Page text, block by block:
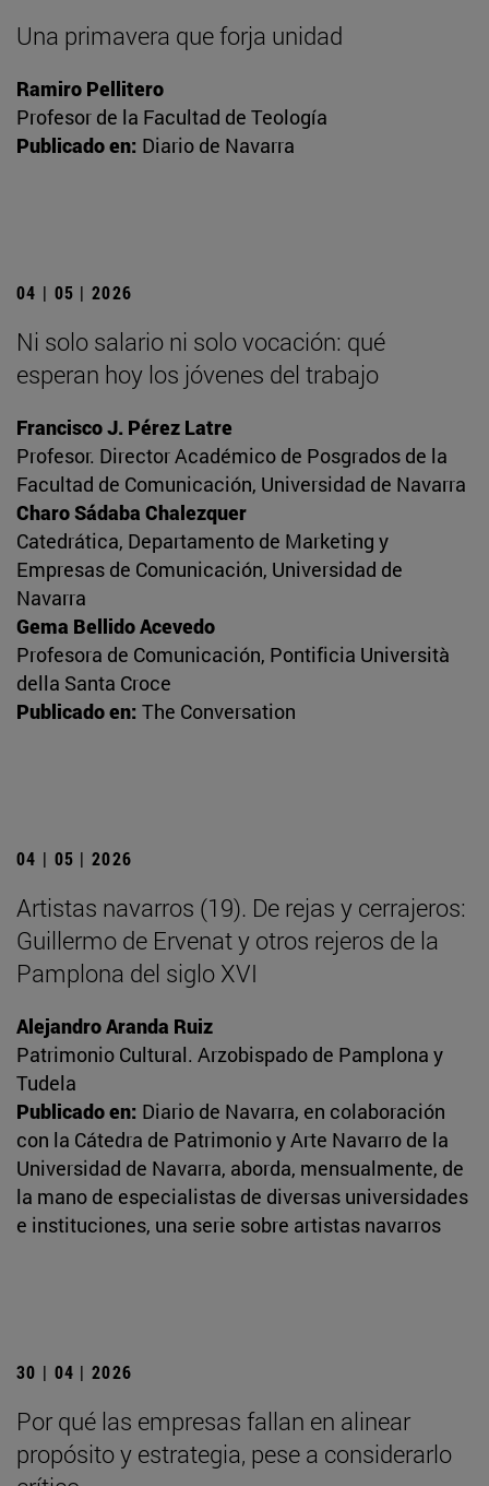
Una primavera que forja unidad
Ramiro Pellitero
Profesor de la Facultad de Teología
Publicado en: Diario de Navarra
04 | 05 | 2026
Ni solo salario ni solo vocación: qué
esperan hoy los jóvenes del trabajo
Francisco J. Pérez Latre
Profesor. Director Académico de Posgrados de la
Facultad de Comunicación, Universidad de Navarra
Charo Sádaba Chalezquer
Catedrática, Departamento de Marketing y
Empresas de Comunicación, Universidad de
Navarra
Gema Bellido Acevedo
Profesora de Comunicación, Pontificia Università
della Santa Croce
Publicado en: The Conversation
04 | 05 | 2026
Artistas navarros (19). De rejas y cerrajeros:
Guillermo de Ervenat y otros rejeros de la
Pamplona del siglo XVI
Alejandro Aranda Ruiz
Patrimonio Cultural. Arzobispado de Pamplona y
Tudela
Publicado en: Diario de Navarra, en colaboración
con la Cátedra de Patrimonio y Arte Navarro de la
Universidad de Navarra, aborda, mensualmente, de
la mano de especialistas de diversas universidades
e instituciones, una serie sobre artistas navarros
30 | 04 | 2026
Por qué las empresas fallan en alinear
propósito y estrategia, pese a considerarlo